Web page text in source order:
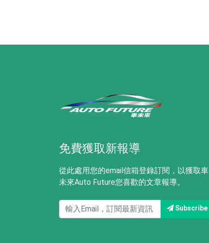
免費獲取新報導
從此處用您的email信箱登錄訂閱，以獲取車
未來Auto Future您喜歡的文章報導。
Subscribe